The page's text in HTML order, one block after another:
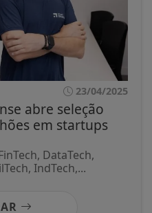
23/04/2025
abre seleção
em startups
DataTech,
IndTech,...